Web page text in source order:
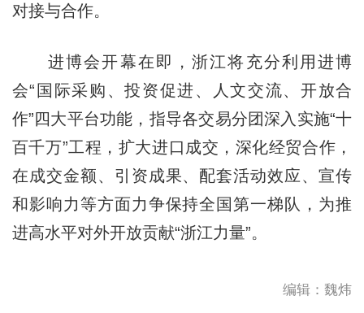
对接与合作。
进博会开幕在即，浙江将充分利用进博
会“国际采购、投资促进、人文交流、开放合
作”四大平台功能，指导各交易分团深入实施“十
百千万”工程，扩大进口成交，深化经贸合作，
在成交金额、引资成果、配套活动效应、宣传
和影响力等方面力争保持全国第一梯队，为推
进高水平对外开放贡献“浙江力量”。
编辑：魏炜